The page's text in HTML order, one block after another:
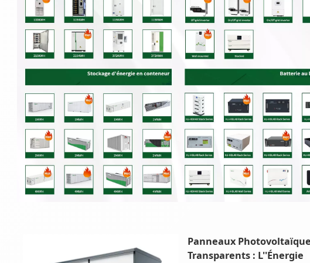
Panneaux
Transparents : L''Énergie